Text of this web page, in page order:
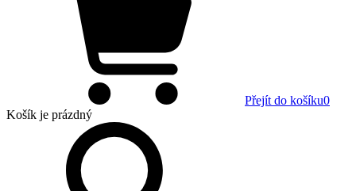
Přejít do košíku0
Košík je prázdný